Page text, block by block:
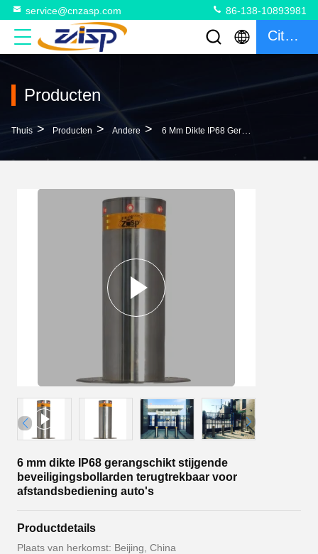
service@cnzasp.com 86-138-10893981
Citaat
Producten
Thuis > Producten > Andere > 6 Mm Dikte IP68 Gerangschikt Stijgende Beveiligingsbollarden Terugtrekbaar Voor Afstandsbediening Auto's
6 mm dikte IP68 gerangschikt stijgende
beveiligingsbollarden terugtrekbaar voor
afstandsbediening auto's
Productdetails
Plaats van herkomst: Beijing, China